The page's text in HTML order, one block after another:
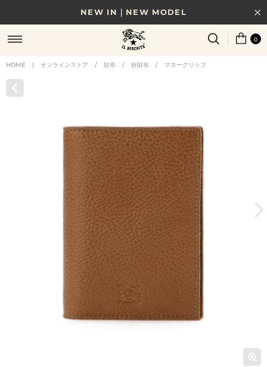
NEW IN｜NEW MODEL
8/17(月)10時まで｜税込11,000円以上で送料無料
贈る相手やシーンから選べる、新しいギフトガイド
0
HOME | オンラインストア / 財布 / 折財布 / マネークリップ